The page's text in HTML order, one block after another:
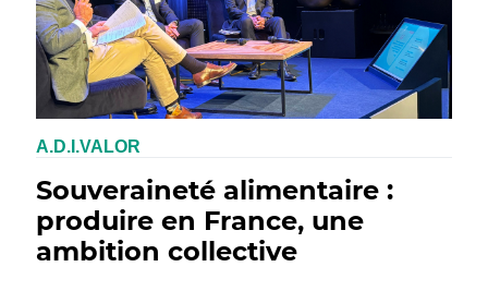
A.D.I.VALOR
Souveraineté alimentaire :
produire en France, une
ambition collective